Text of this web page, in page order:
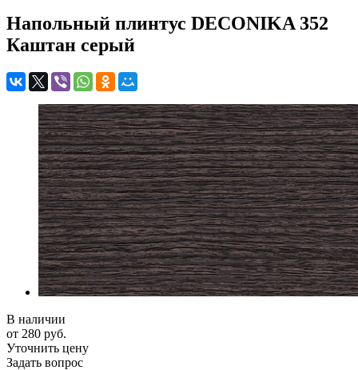
Напольный плинтус DECONIKA 352
Каштан серый
В наличии
от 280 руб.
Уточнить цену
Задать вопрос